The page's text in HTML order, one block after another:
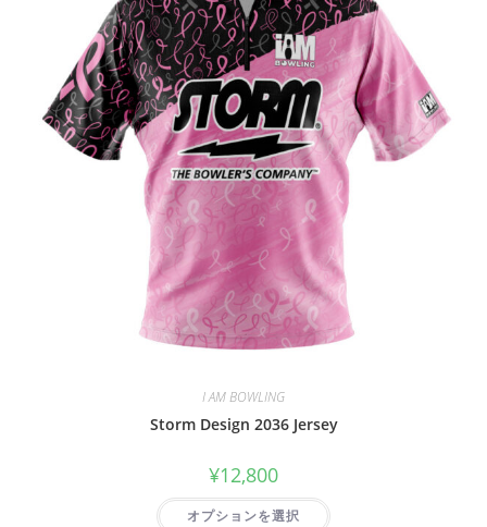
I AM BOWLING
Storm Design 2036 Jersey
¥12,800
オプションを選択